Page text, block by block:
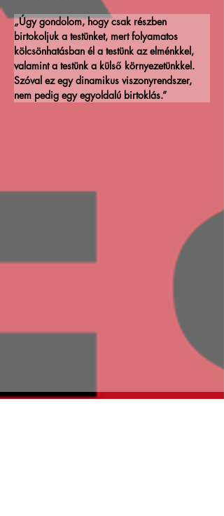
„Úgy gondolom, hogy csak részben
birtokoljuk a testünket, mert folyamatos
kölcsönhatásban él a testünk az elménkkel,
valamint a testünk a külső környezetünkkel.
Szóval ez egy dinamikus viszonyrendszer,
nem pedig egy egyoldalú birtoklás.”